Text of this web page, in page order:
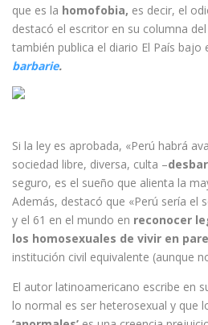
que es la homofobia, es decir, el
destacó el escritor en su columna
también publica el diario El País bajo
barbarie.
Si la ley es aprobada, «Perú habrá
sociedad libre, diversa, culta –
seguro, es el sueño que alienta la
Además, destacó que «Perú sería el
y el 61 en el mundo en reconocer
los homosexuales de vivir en
institución civil equivalente (aunque
El autor latinoamericano escribe en
lo normal es ser heterosexual y que